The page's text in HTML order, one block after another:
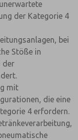
der Kategorie 4
bei
Stöße in
der
mit
die eine
4 erfordern.